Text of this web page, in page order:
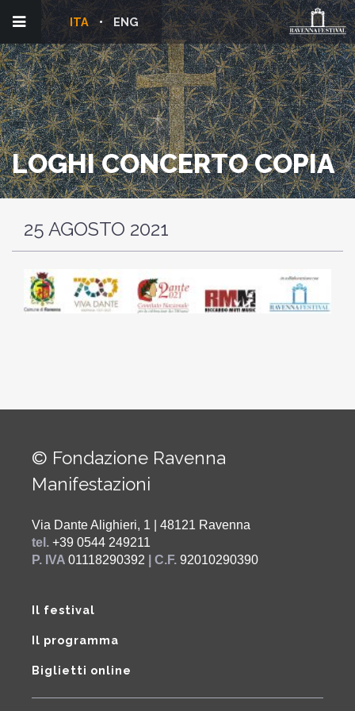
ENG
ITA
LOGHI CONCERTO COPIA
25 AGOSTO 2021
© Fondazione Ravenna
Manifestazioni
Via Dante Alighieri, 1 | 48121 Ravenna
tel. +39 0544 249211
P. IVA 01118290392 | C.F. 92010290390
Il festival
Il programma
Biglietti online